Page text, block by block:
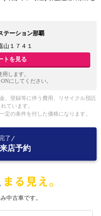
ーション那覇
山１７４１
トを見る
します。
にしてください。
、登録等に伴う費用、リサイクル預託
ています。
定の条件を付した価格になります。
了
店予約
中古車です。